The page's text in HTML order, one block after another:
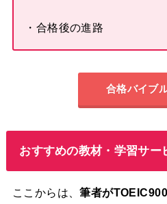
・合格後の進路
合格バイブ
おすすめの教材・学習サー
ここからは、筆者が